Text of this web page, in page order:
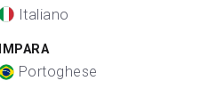
Italiano
IMPARA
Portoghese